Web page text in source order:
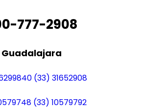
777-2908
Guadalajara
(33) 31652908
(33) 10579792